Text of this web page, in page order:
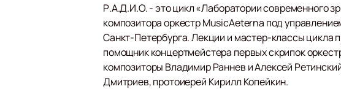
Р.А.Д.И.О. - это цикл «Лаборатории современного
композитора оркестр MusicAeterna под
Санкт-Петербурга. Лекции и мастер-классы цикла
помощник концертмейстера первых скрипок
композиторы Владимир Раннев и Алексей
Дмитриев, протоиерей Кирилл Копейкин.